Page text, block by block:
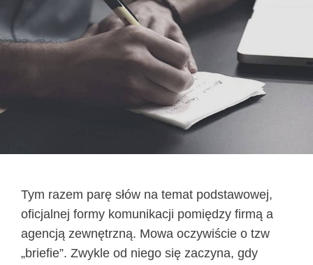
Tym razem parę słów na temat podstawowej,
oficjalnej formy komunikacji pomiędzy firmą a
agencją zewnętrzną. Mowa oczywiście o tzw
„briefie”. Zwykle od niego się zaczyna, gdy